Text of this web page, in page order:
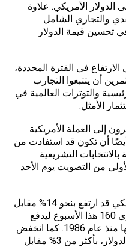
الدولار الأمريكي. علاوة
والتجاري الشامل
تحسين قيمة الدولار
في الفترة المحددة،
أن يتتبعوا التجارب
والتوترات العالمية في
الأمثل.
إلى العملة الأمريكية
أيضًا أن تكون قد استفادت من
التشريعية
من التصويت يوم الأحد
وتجدر الإشارة إلى أن الدولار الأمريكي قد ارتفع بنحو 14% مقابل
الين منذ بداية العام، متجاوزًا مستوى 160 هذا الأسبوع ليدفع
العملة اليابانية إلى أضعف مستوياتها منذ عام 1986. كما انخفض
اليورو، وهو أكبر مكون في مؤشر الدولار، بأكثر من 3% مقابل